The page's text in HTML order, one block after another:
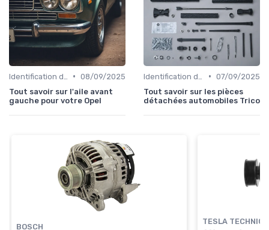
• 08/09/2025
Tout savoir sur l'aile avant
gauche pour votre Opel
• 07/09/2025
Tout savoir sur les pièces
détachées automobiles Trico
BOSCH
TESLA TECHNICS